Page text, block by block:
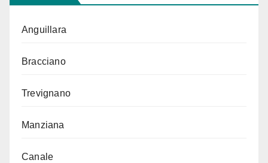
Anguillara
Bracciano
Trevignano
Manziana
Canale